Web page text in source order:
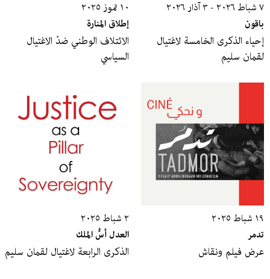
٧ شباط ٢٠٢٦ - ٣ آذار ٢٠٢٦
باقون
إحياء الذكرى الخامسة لاغتيال
لقمان سليم
١٠ تموز ٢٠٢٥
إطلاق المنارة
الائتلاف الوطني ضدّ الاغتيال
السياسي
١٩ شباط ٢٠٢٥
تدمر
عرض فيلم ونقاش
٢ شباط ٢٠٢٥
العدل أسُّ الملك
الذكرى الرابعة لاغتيال لقمان سليم